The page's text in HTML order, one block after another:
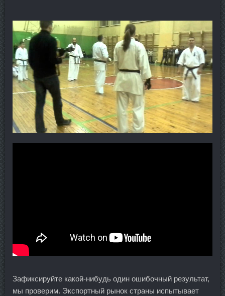
Зафиксируйте какой-нибудь один ошибочный результат,
мы проверим. Экспортный рынок страны испытывает